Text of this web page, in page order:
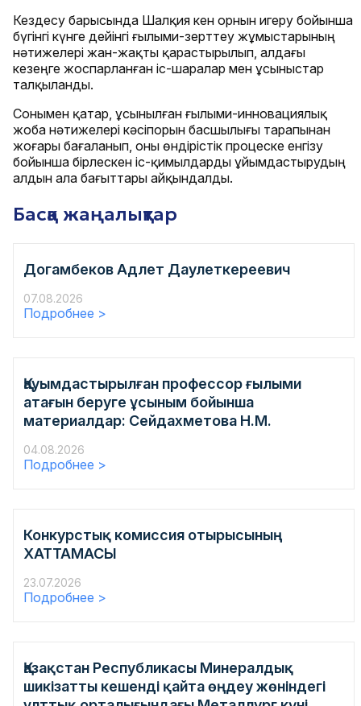
Кездесу барысында Шалқия кен орнын игеру бойынша
бүгінгі күнге дейінгі ғылыми-зерттеу жұмыстарының
нәтижелері жан-жақты қарастырылып, алдағы
кезеңге жоспарланған іс-шаралар мен ұсыныстар
талқыланды.
Сонымен қатар, ұсынылған ғылыми-инновациялық
жоба нәтижелері кәсіпорын басшылығы тарапынан
жоғары бағаланып, оны өндірістік процеске енгізу
бойынша бірлескен іс-қимылдарды ұйымдастырудың
алдын ала бағыттары айқындалды.
Басқа жаңалықтар
Догамбеков Адлет Даулеткереевич
07.08.2026
Подробнее >
Қауымдастырылған профессор ғылыми
атағын беруге ұсыным бойынша
материалдар: Сейдахметова Н.М.
04.08.2026
Подробнее >
Конкурстық комиссия отырысының
ХАТТАМАСЫ
23.07.2026
Подробнее >
Қазақстан Республикасы Минералдық
шикізатты кешенді қайта өңдеу жөніндегі